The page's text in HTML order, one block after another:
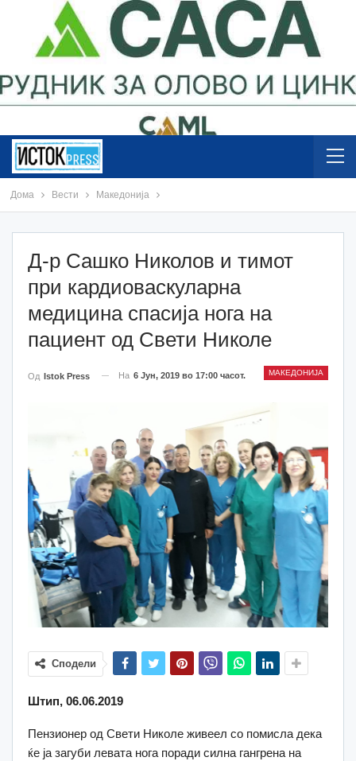
Дома Вести Македонија
Д-р Сашко Николов и тимот
при кардиоваскуларна
медицина спасија нога на
пациент од Свети Николе
МАКЕДОНИЈА
Од Istok Press На 6 Јун, 2019 во 17:00 часот.
Сподели
Штип, 06.06.2019
Пензионер од Свети Николе живеел со помисла дека
ќе ја загуби левата нога поради силна гангрена на